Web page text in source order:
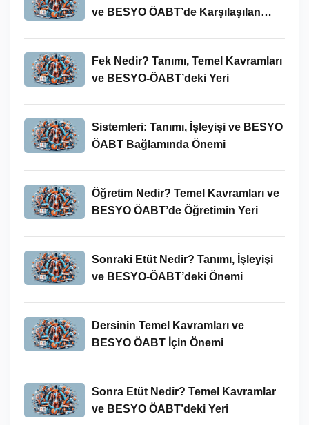
ve BESYO ÖABT’de Karşılaşılan
Fek Nedir? Tanımı, Temel Kavramları
ve BESYO-ÖABT’deki Yeri
Sistemleri: Tanımı, İşleyişi ve BESYO
ÖABT Bağlamında Önemi
Öğretim Nedir? Temel Kavramları ve
BESYO ÖABT’de Öğretimin Yeri
Sonraki Etüt Nedir? Tanımı, İşleyişi
ve BESYO-ÖABT’deki Önemi
Dersinin Temel Kavramları ve
BESYO ÖABT İçin Önemi
Sonra Etüt Nedir? Temel Kavramlar
ve BESYO ÖABT’deki Yeri